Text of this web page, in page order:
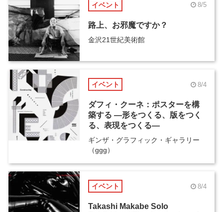
イベント 8/5
路上、お邪魔ですか？
金沢21世紀美術館
イベント 8/4
ダフィ・クーネ：ポスターを構
築する ―形をつくる、版をつく
る、表現をつくる―
ギンザ・グラフィック・ギャラリー
（ggg）
イベント 8/4
Takashi Makabe Solo